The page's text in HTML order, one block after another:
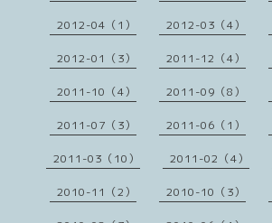
2012-04（1） 2012-03（4）
2012-01（3） 2011-12（4）
2011-10（4） 2011-09（8）
2011-07（3） 2011-06（1）
2011-03（10） 2011-02（4）
2010-11（2） 2010-10（3）